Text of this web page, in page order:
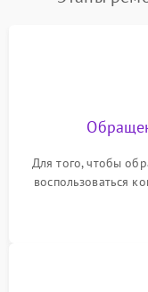
Для того, чтобы
воспользоваться
или